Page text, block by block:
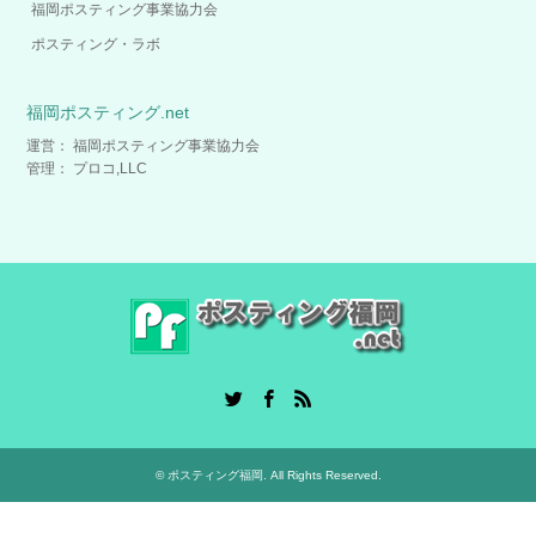
福岡ポスティング事業協力会
ポスティング・ラボ
福岡ポスティング.net
運営： 福岡ポスティング事業協力会
管理： プロコ,LLC
© ポスティング福岡 . All Rights Reserved.